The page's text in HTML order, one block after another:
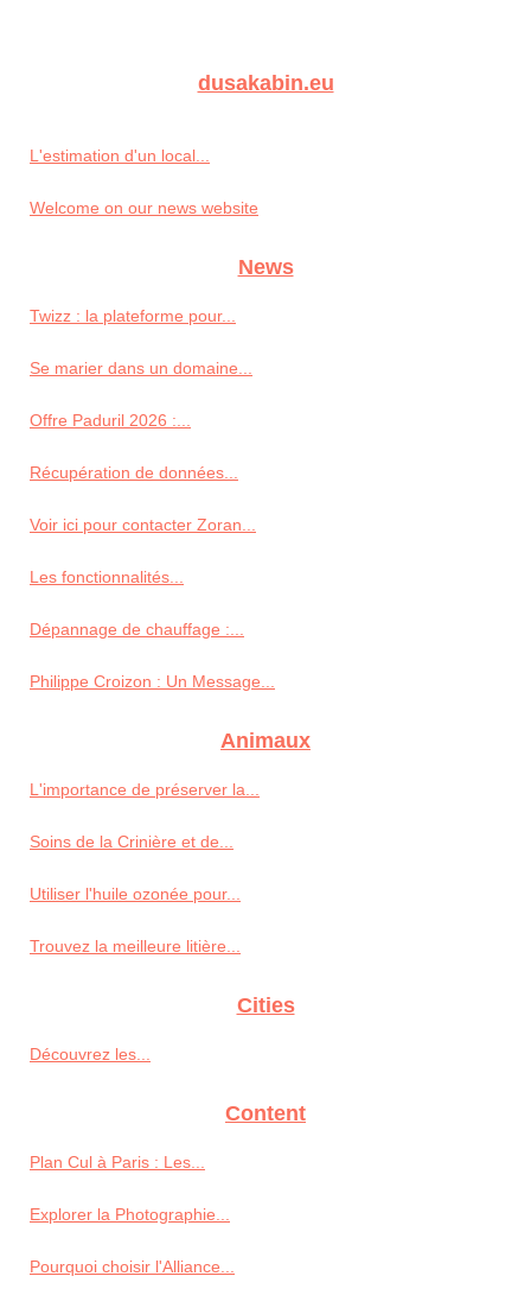
dusakabin.eu
L'estimation d'un local...
Welcome on our news website
News
Twizz : la plateforme pour...
Se marier dans un domaine...
Offre Paduril 2026 :...
Récupération de données...
Voir ici pour contacter Zoran...
Les fonctionnalités...
Dépannage de chauffage :...
Philippe Croizon : Un Message...
Animaux
L'importance de préserver la...
Soins de la Crinière et de...
Utiliser l'huile ozonée pour...
Trouvez la meilleure litière...
Cities
Découvrez les...
Content
Plan Cul à Paris : Les...
Explorer la Photographie...
Pourquoi choisir l'Alliance...